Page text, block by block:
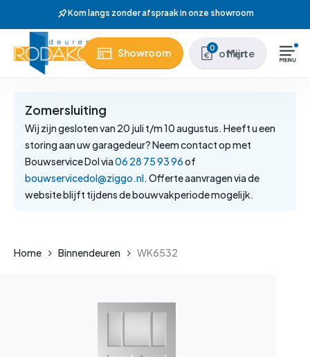
content
langs zonder afspraak in onze showroom
Showroom 0 Mijn offerte
Zomersluiting
Wij zijn gesloten van 20 juli t/m 10 augustus. Heeft u een
storing aan uw garagedeur? Neem contact op met
Bouwservice Dol via06 28 75 93 96of
bouwservicedol@ziggo.nl. Offerte aanvragen via de
website blijft tijdens de bouwvakperiode mogelijk.
Home Binnendeuren WK6532
Close
Menu